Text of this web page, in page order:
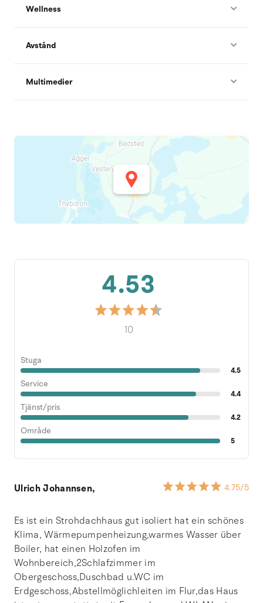
Wellness
Avstånd
Multimedier
4.53
10
Stuga
4.5
Service
4.4
Tjänst/pris
4.2
Område
5
Ulrich Johannsen, 4.75/5
Es ist ein Strohdachhaus gut isoliert hat ein schönes
Klima, Wärmepumpenheizung,warmes Wasser über
Boiler, hat einen Holzofen im
Wohnbereich,2Schlafzimmer im
Obergeschoss,Duschbad u.WC im
Erdgeschoss,Abstellmöglichleiten im Flur,das Haus